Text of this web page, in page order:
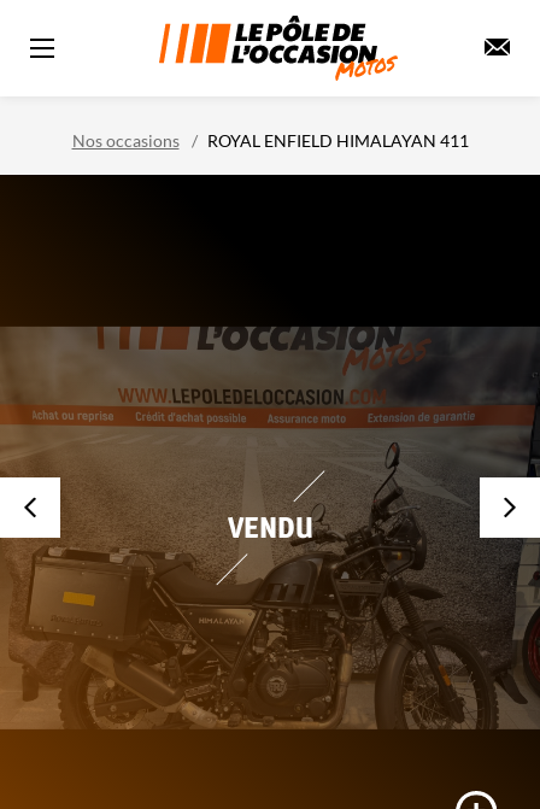
Nos occasions ROYAL ENFIELD HIMALAYAN 411
VENDU